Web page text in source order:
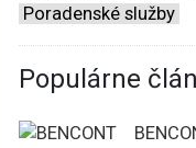
Poradenské služby
Populárne